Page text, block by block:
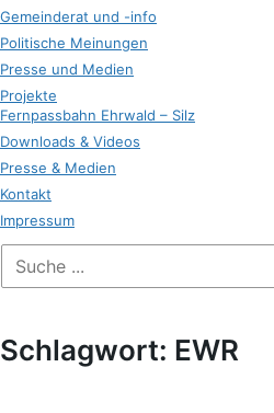
Gemeinderat und -info
Politische Meinungen
Presse und Medien
Projekte
Fernpassbahn Ehrwald – Silz
Downloads & Videos
Presse & Medien
Kontakt
Impressum
der
Suche
nach:
Schlagwort: EWR